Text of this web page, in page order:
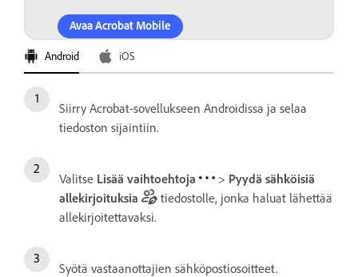
Avaa Acrobat Mobile
Android iOS
Siirry Acrobat-sovellukseen Androidissa ja selaa
tiedoston sijaintiin.
Valitse Lisää vaihtoehtoja > Pyydä sähköisiä
allekirjoituksia
tiedostolle, jonka haluat lähettää
allekirjoitettavaksi.
Syötä vastaanottajien sähköpostiosoitteet.